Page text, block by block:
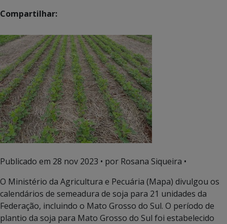
Compartilhar:
Publicado em 28 nov 2023 • por Rosana Siqueira •
O Ministério da Agricultura e Pecuária (Mapa) divulgou os
calendários de semeadura de soja para 21 unidades da
Federação, incluindo o Mato Grosso do Sul. O período de
plantio da soja para Mato Grosso do Sul foi estabelecido